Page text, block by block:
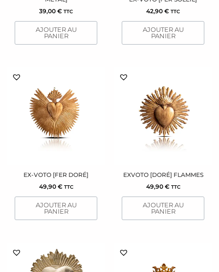
39,00 € TTC
AJOUTER AU
PANIER
42,90 € TTC
AJOUTER AU
PANIER
EX-VOTO [FER DORÉ]
49,90 € TTC
AJOUTER AU
PANIER
EXVOTO [DORÉ] FLAMMES
49,90 € TTC
AJOUTER AU
PANIER